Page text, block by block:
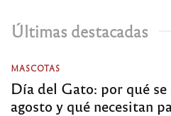
Últimas destacadas
MASCOTAS
Día del Gato: por qué
agosto y qué necesitan